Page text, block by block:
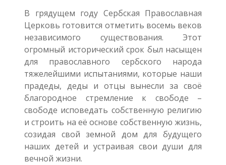
В грядущем году Сербская Православная
Церковь готовится отметить восемь веков
независимого существования. Этот
огромный исторический срок был насыщен
для православного сербского народа
тяжелейшими испытаниями, которые наши
прадеды, деды и отцы вынесли за своё
благородное стремление к свободе –
свободе исповедать собственную религию
и строить на её основе собственную жизнь,
созидая свой земной дом для будущего
наших детей и устраивая свои души для
вечной жизни.